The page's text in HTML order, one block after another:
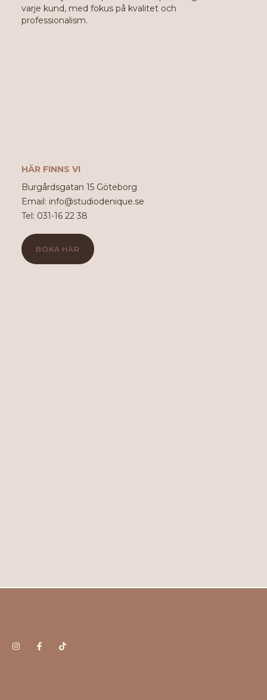
varje kund, med fokus på kvalitet och
professionalism.
HÄR FINNS VI
Burgårdsgatan 15 Göteborg
Email: info@studiodenique.se
Tel: 031-16 22 38
BOKA HÄR